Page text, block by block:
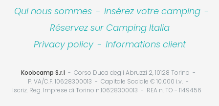
Qui nous sommes - Insérez votre camping -
Réservez sur Camping Italia
Privacy policy - Informations client
Koobcamp S.r.l
Corso Duca degli Abruzzi 2, 10128 Torino
P.IVA/C.F. 10628300013
Capitale Sociale € 10.000 i.v.
Iscriz. Reg. Imprese di Torino n.10628300013
REA n. TO - 1149456